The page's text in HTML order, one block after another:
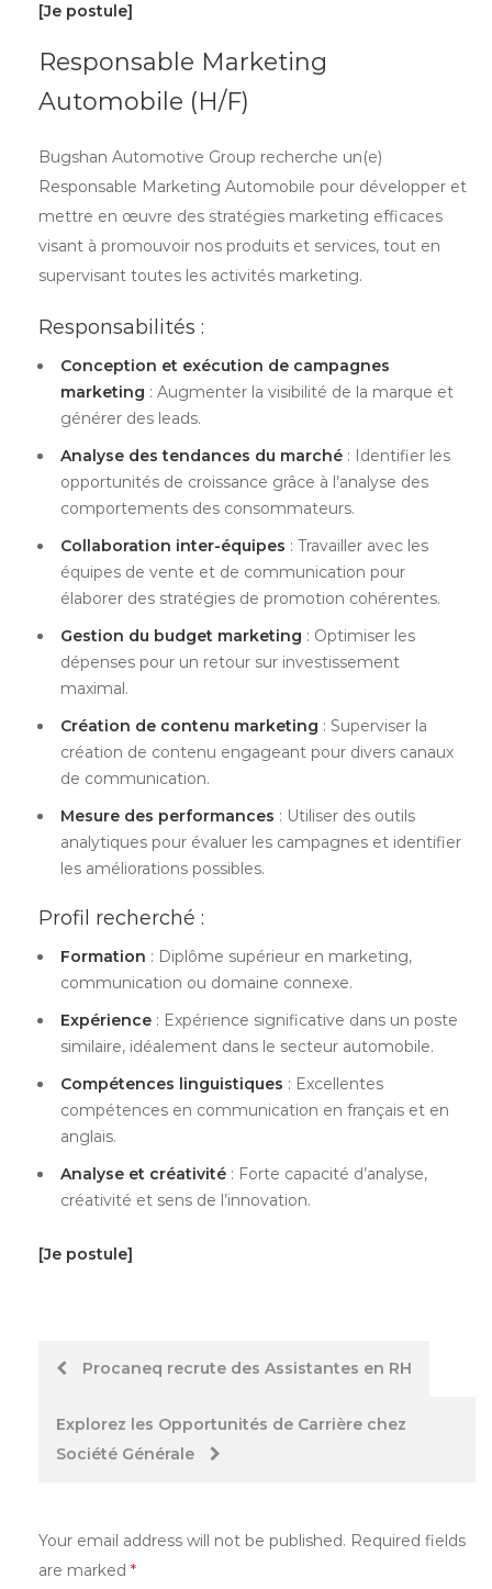
[Je postule]
Responsable Marketing
Automobile (H/F)
Bugshan Automotive Group recherche un(e)
Responsable Marketing Automobile pour développer et
mettre en œuvre des stratégies marketing efficaces
visant à promouvoir nos produits et services, tout en
supervisant toutes les activités marketing.
Responsabilités :
Conception et exécution de campagnes
marketing : Augmenter la visibilité de la marque et
générer des leads.
Analyse des tendances du marché : Identifier les
opportunités de croissance grâce à l’analyse des
comportements des consommateurs.
Collaboration inter-équipes : Travailler avec les
équipes de vente et de communication pour
élaborer des stratégies de promotion cohérentes.
Gestion du budget marketing : Optimiser les
dépenses pour un retour sur investissement
maximal.
Création de contenu marketing : Superviser la
création de contenu engageant pour divers canaux
de communication.
Mesure des performances : Utiliser des outils
analytiques pour évaluer les campagnes et identifier
les améliorations possibles.
Profil recherché :
Formation : Diplôme supérieur en marketing,
communication ou domaine connexe.
Expérience : Expérience significative dans un poste
similaire, idéalement dans le secteur automobile.
Compétences linguistiques : Excellentes
compétences en communication en français et en
anglais.
Analyse et créativité : Forte capacité d’analyse,
créativité et sens de l’innovation.
[Je postule]
Post
navigation
Procaneq recrute des Assistantes en RH
Explorez les Opportunités de Carrière chez
Société Générale
Your email address will not be published. Required fields
are marked *